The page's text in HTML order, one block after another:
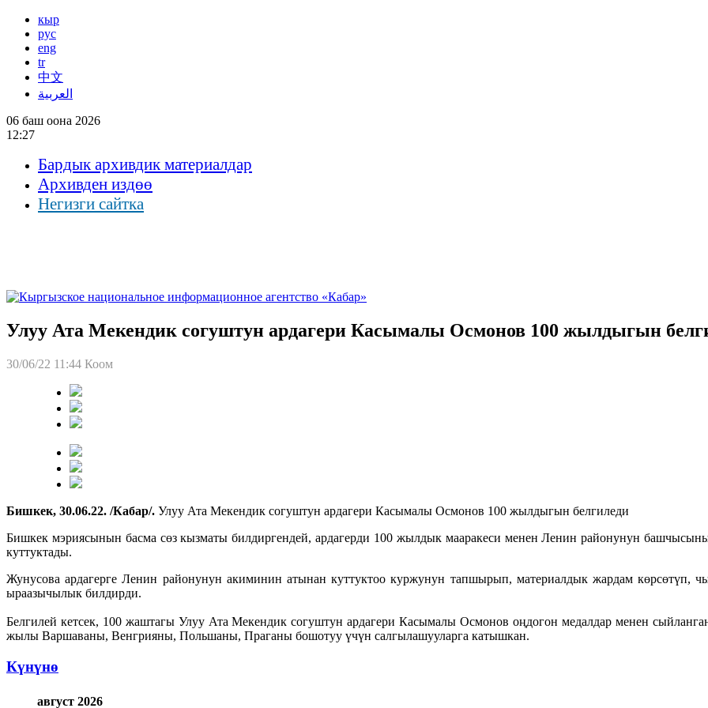
кыр
рус
eng
tr
中文
العربية
06 баш оона 2026
12:27
Бардык архивдик материалдар
Архивден издөө
Негизги сайтка
Улуу Ата Мекендик согуштун ардагери Касымалы Осмонов 100 жылдыгын
30/06/22 11:44 Коом
Бишкек, 30.06.22. /Кабар/. Улуу Ата Мекендик согуштун ардагери Касымалы Осмонов 100 жылдыгын белгиледи
Бишкек мэриясынын басма сөз кызматы билдиргендей, ардагерди 100 жылдык мааракеси менен Ленин районунун
куттуктады.
Жунусова ардагерге Ленин районунун акиминин атынан куттуктоо куржунун тапшырып, материалдык жардам көрсөтүп,
ыраазычылык билдирди.
Белгилей кетсек, 100 жаштагы Улуу Ата Мекендик согуштун ардагери Касымалы Осмонов оңдогон медалдар менен
жылы Варшаваны, Венгрияны, Польшаны, Праганы бошотуу үчүн салгылашууларга катышкан.
Күнүнө
август 2026